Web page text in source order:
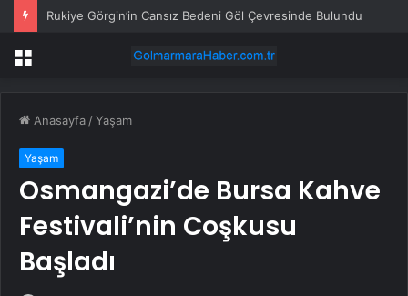
Rukiye Görgin’in Cansız Bedeni Göl Çevresinde Bulundu
Menü
Anasayfa /Yaşam
Yaşam
Osmangazi’de Bursa Kahve
Festivali’nin Coşkusu
Başladı